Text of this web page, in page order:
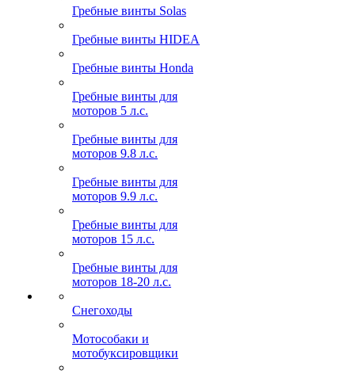
Гребные винты Solas
Гребные винты HIDEA
Гребные винты Honda
Гребные винты для
моторов 5 л.с.
Гребные винты для
моторов 9.8 л.с.
Гребные винты для
моторов 9.9 л.с.
Гребные винты для
моторов 15 л.с.
Гребные винты для
моторов 18-20 л.с.
Снегоходы
Мотособаки и
мотобуксировщики